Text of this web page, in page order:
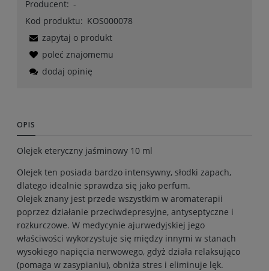
Producent: -
Kod produktu: KOS000078
zapytaj o produkt
poleć znajomemu
dodaj opinię
OPIS
Olejek eteryczny jaśminowy 10 ml
Olejek ten posiada bardzo intensywny, słodki zapach,
dlatego idealnie sprawdza się jako perfum.
Olejek znany jest przede wszystkim w aromaterapii
poprzez działanie przeciwdepresyjne, antyseptyczne i
rozkurczowe. W medycynie ajurwedyjskiej jego
właściwości wykorzystuje się między innymi w stanach
wysokiego napięcia nerwowego, gdyż działa relaksująco
(pomaga w zasypianiu), obniża stres i eliminuje lęk.